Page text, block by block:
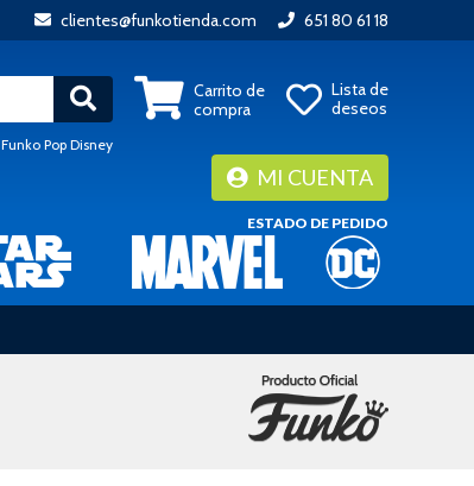
clientes@funkotienda.com 651 80 61 18
Funko Pop Disney
Carrito de
compra
Lista de
deseos
MI CUENTA
ESTADO DE PEDIDO